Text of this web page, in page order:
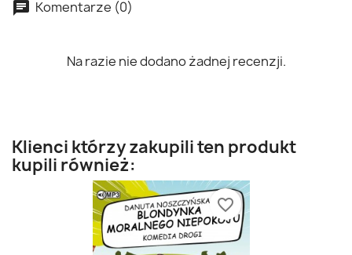
Komentarze (0)
Na razie nie dodano żadnej recenzji.
Klienci którzy zakupili ten produkt
kupili również:
favorite_border